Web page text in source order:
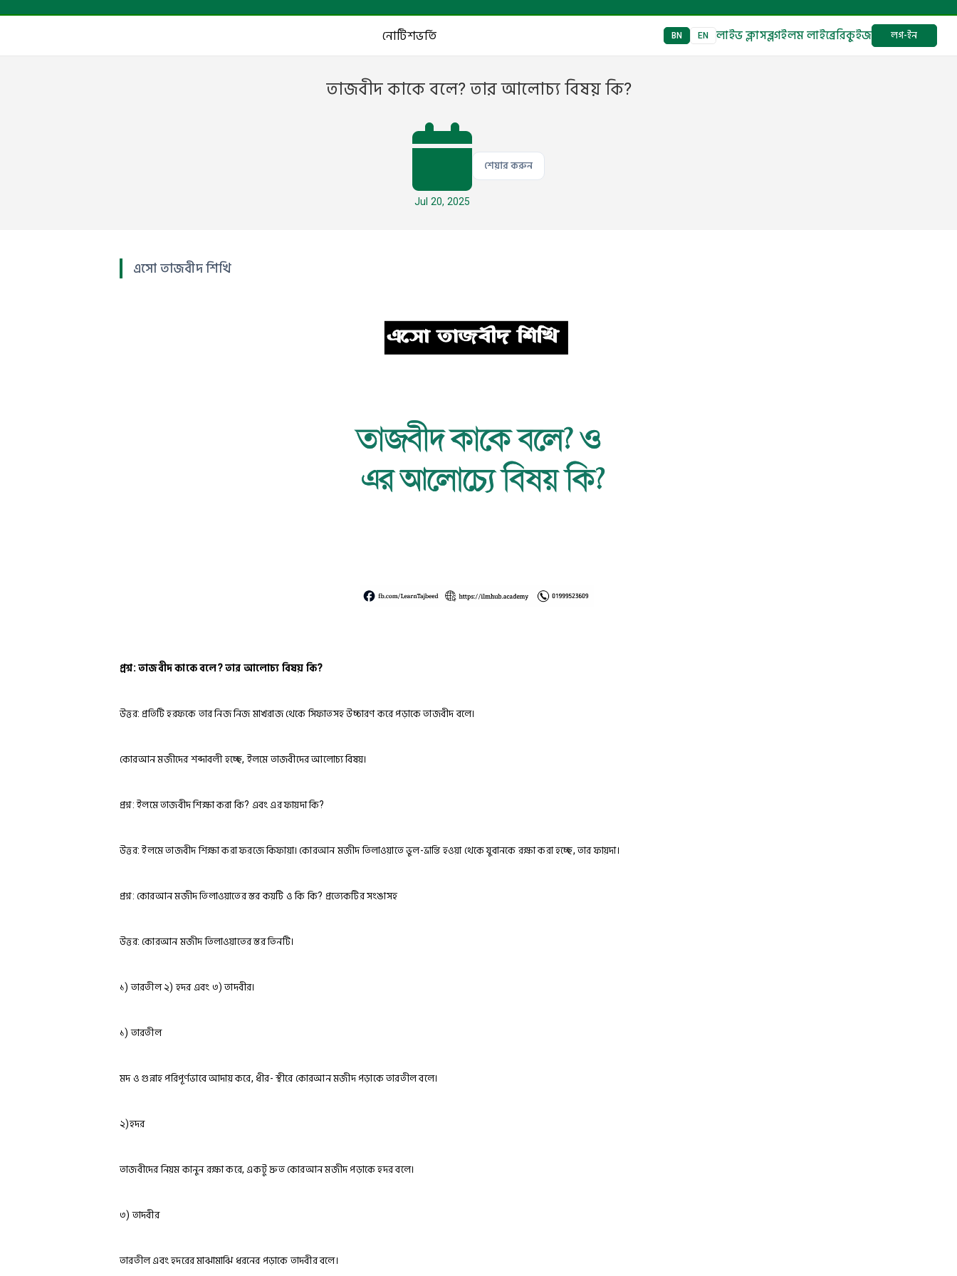
নোটিশভর্তি BN EN লাইভ ক্লাসব্লগইলম লাইব্রেরিকুইজ লগ-ইন
তাজবীদ কাকে বলে? তার আলোচ্য বিষয় কি?
Jul 20, 2025
শেয়ার করুন
এসো তাজবীদ শিখি
প্রশ্ন: তাজবীদ কাকে বলে? তার আলোচ্য বিষয় কি?
উত্তর: প্রতিটি হরফকে তার নিজ নিজ মাখরাজ থেকে সিফাতসহ উচ্চারণ করে পড়াকে তাজবীদ বলে।
কোরআন মজীদের শব্দাবলী হচ্ছে, ইলমে তাজবীদের আলোচ্য বিষয়।
প্রশ্ন: ইলমে তাজবীদ শিক্ষা করা কি? এবং এর ফায়দা কি?
উত্তর: ইলমে তাজবীদ শিক্ষা করা ফরজে কিফায়া। কোরআন মজীদ তিলাওয়াতে ভুল-ভ্রান্তি হওয়া থেকে যুবানকে রক্ষা করা হচ্ছে, তার ফায়দা।
প্রশ্ন: কোরআন মজীদ তিলাওয়াতের স্তর কয়টি ও কি কি? প্রত্যেকটির সংঙাসহ
উত্তর: কোরআন মজীদ তিলাওয়াতের স্তর তিনটি।
১) তারতীল ২) হদর এবং ৩) তাদবীর।
১) তারতীল
মদ ও গুন্নাহ পরিপূর্ণভাবে আদায় করে, ধীর- স্থীরে কোরআন মজীদ পড়াকে তারতীল বলে।
২)হদর
তাজবীদের নিয়ম কানুন রক্ষা করে, একটু দ্রুত কোরআন মজীদ পড়াকে হদর বলে।
৩) তাদবীর
তারতীল এবং হদরের মাঝামাঝি ধরনের পড়াকে তাদবীর বলে।